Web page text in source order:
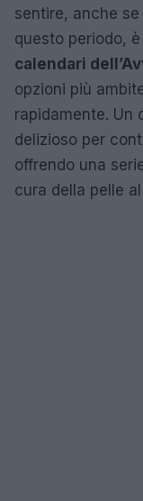
sentire, anche se
questo periodo,
calendari
opzioni più
rapidamente. Un
delizioso per
offrendo una
cura della pelle